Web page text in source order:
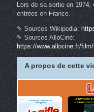
Lors de sa sortie en
entrées en France.
✎ Sources Wikipedia:
✎ Sources AlloCiné:
https://www.allocine.fr/
A propos de cette